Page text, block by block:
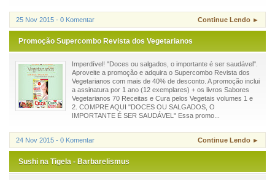
25 Nov 2015 - 0 Komentar Continue Lendo ►
Promoção Supercombo Revista dos Vegetarianos
Imperdível! "Doces ou salgados, o importante é ser saudável".
Aproveite a promoção e adquira o Supercombo Revista dos
Vegetarianos com mais de 40% de desconto. A promoção inclui
a assinatura por 1 ano (12 exemplares) + os livros Sabores
Vegetarianos 70 Receitas e Cura pelos Vegetais volumes 1 e
2. COMPRE AQUI "DOCES OU SALGADOS, O
IMPORTANTE É SER SAUDÁVEL" Essa promo...
24 Nov 2015 - 0 Komentar Continue Lendo ►
Sushi na Tigela - Barbarelismus